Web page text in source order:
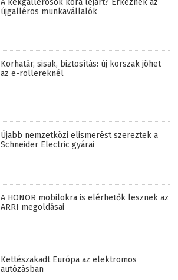
újgalléros munkavállalók
Korhatár, sisak, biztosítás: új korszak jöhet
az e-rollereknél
Újabb nemzetközi elismerést szereztek a
Schneider Electric gyárai
A HONOR mobilokra is elérhetők lesznek az
ARRI megoldásai
Kettészakadt Európa az elektromos
autózásban